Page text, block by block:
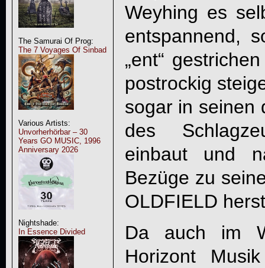
The Samurai Of Prog:
The 7 Voyages Of Sinbad
Various Artists:
Unvorherhörbar – 30
Years GO MUSIC, 1996
Anniversary 2026
Nightshade:
In Essence Divided
Weyhing es
entspannend,
„ent“
postrockig
sogar in seinen
des
einbaut und
Bezüge zu
OLDFIELD
Da auch im
Horizont